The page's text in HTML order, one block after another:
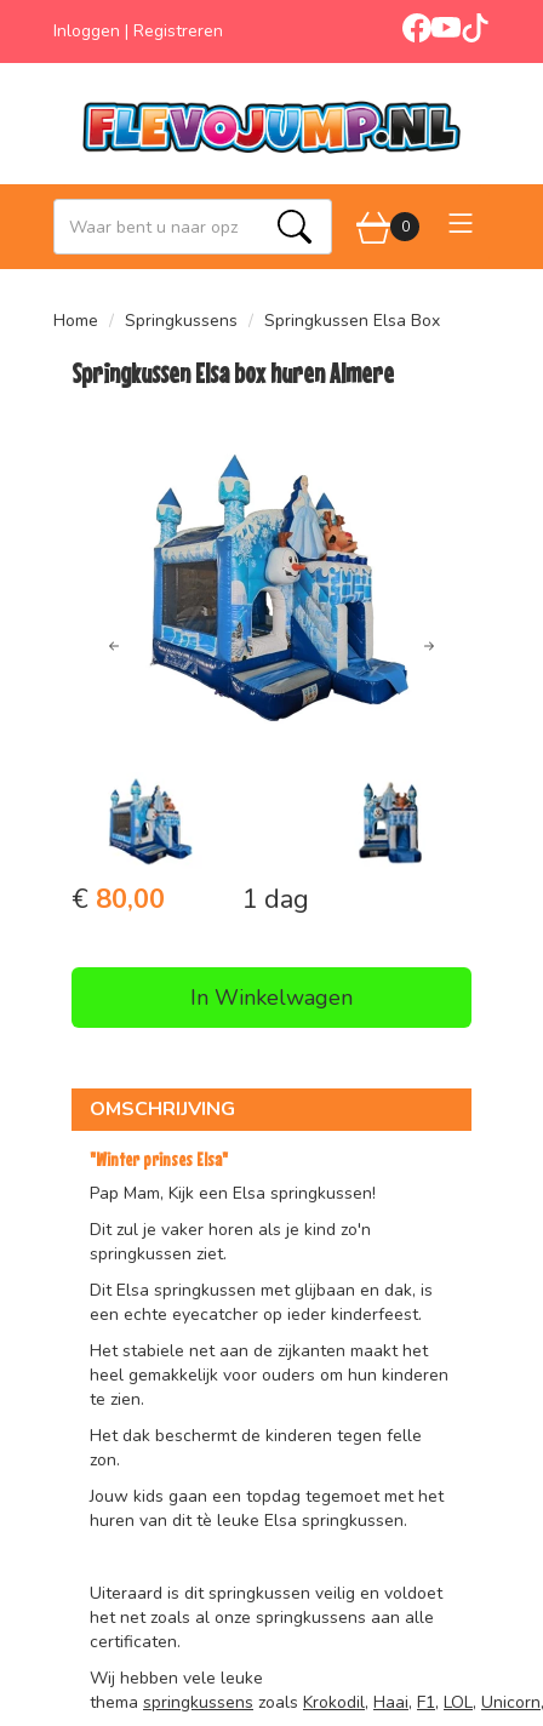
Inloggen | Registreren facebook
youtube
Zoeken 0
Home Springkussens Springkussen Elsa Box
Springkussen Elsa box huren Almere
Previous Next
1 dag
€ 80,00
In Winkelwagen
OMSCHRIJVING
"Winter prinses Elsa"
Pap Mam, Kijk een Elsa springkussen!
Dit zul je vaker horen als je kind zo'n
springkussen ziet.
Dit Elsa springkussen met glijbaan en dak, is
een echte eyecatcher op ieder kinderfeest.
Het stabiele net aan de zijkanten maakt het
heel gemakkelijk voor ouders om hun kinderen
te zien.
Het dak beschermt de kinderen tegen felle
zon.
Jouw kids gaan een topdag tegemoet met het
huren van dit tè leuke Elsa springkussen.
Uiteraard is dit springkussen veilig en voldoet
het net zoals al onze springkussens aan alle
certificaten.
Wij hebben vele leuke
thema springkussens zoals Krokodil, Haai, F1, LOL, Unicorn